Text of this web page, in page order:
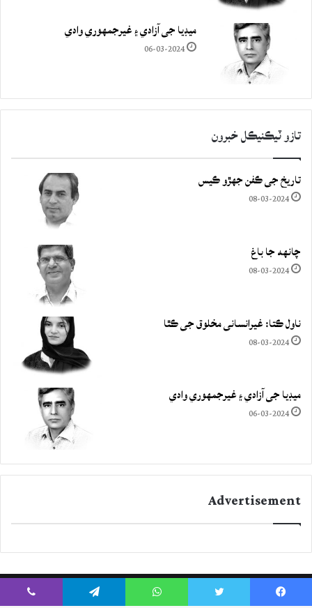
ميڊيا جي آزادي ۽ غيرجمھوري وادي
06-03-2024
تازو ٽيڪنيڪل خبرون
تاريخ جي ڪفن جھڙو ڪيس
08-03-2024
چانهه جا باغ
08-03-2024
ناول ڪتا: غيرانساني مخلوق جي ڪٿا
08-03-2024
ميڊيا جي آزادي ۽ غيرجمھوري وادي
06-03-2024
Advertisement